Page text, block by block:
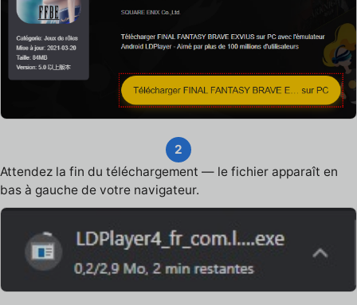
2
Attendez la fin du téléchargement — le fichier apparaît en
bas à gauche de votre navigateur.